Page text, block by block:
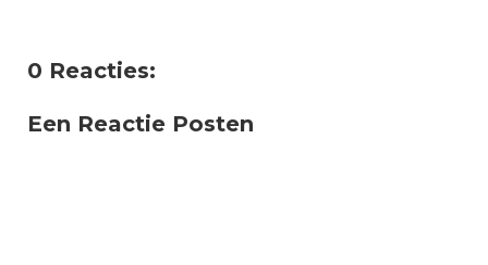
0 Reacties:
Een Reactie Posten